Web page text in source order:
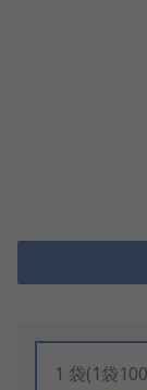
1 袋(1袋